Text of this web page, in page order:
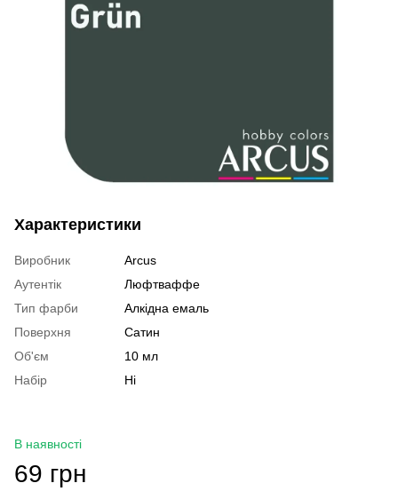
Характеристики
Виробник
Arcus
Аутентік
Люфтваффе
Тип фарби
Алкідна емаль
Поверхня
Сатин
Об'єм
10 мл
Набір
Ні
В наявності
69 грн